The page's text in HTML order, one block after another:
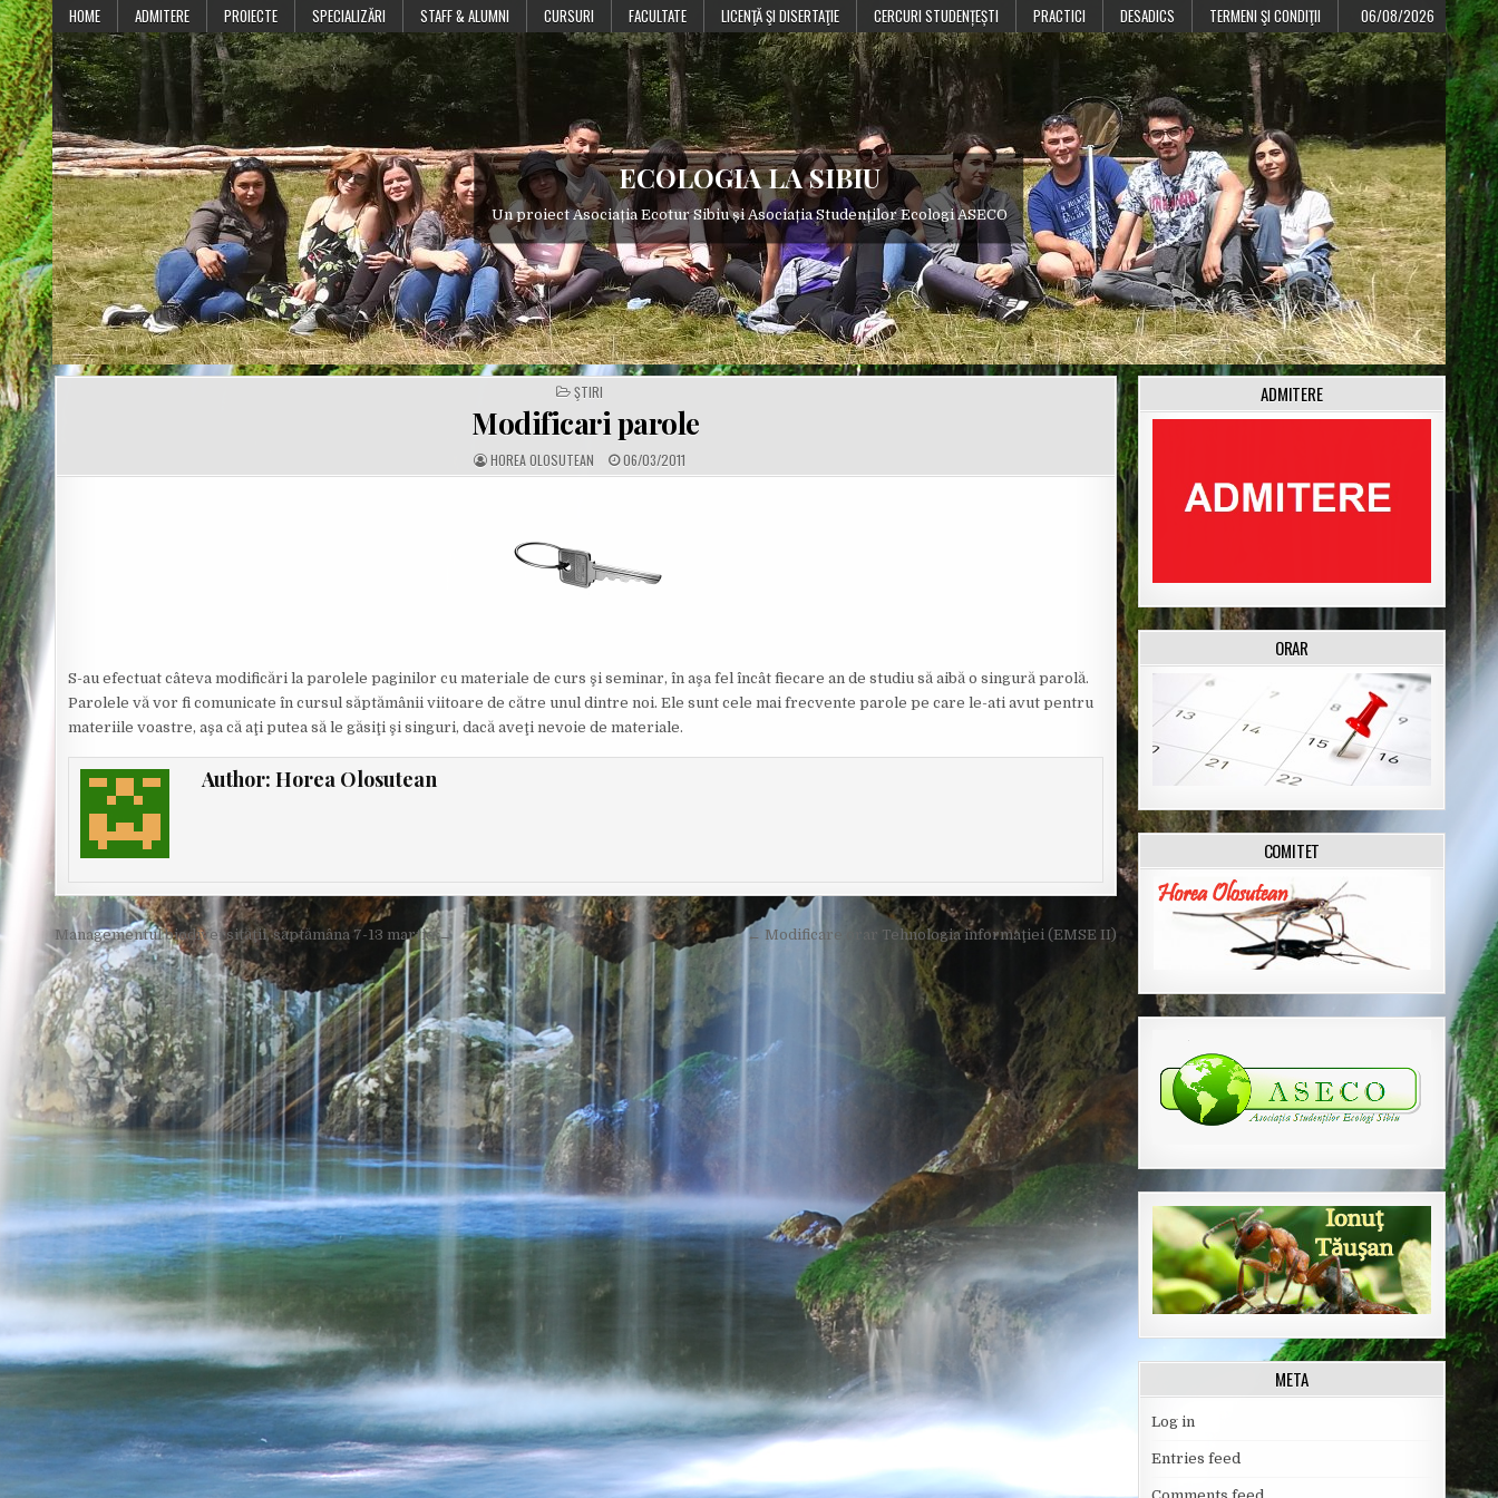
Skip
to
content
HOME ADMITERE PROIECTE SPECIALIZĂRI STAFF & ALUMNI CURSURI FACULTATE LICENŢĂ ŞI DISERTAŢIE CERCURI STUDENȚEȘTI PRACTICI DESADICS TERMENI ŞI CONDIŢII 06/08/2026
ECOLOGIA LA SIBIU
Un proiect Asociația Ecotur Sibiu și Asociația Studenților Ecologi ASECO
POSTED
IN
ŞTIRI
Modificari parole
A
U
HOREA OLOSUTEAN P
U
D
D
06/03/2011
S-au efectuat câteva modificări la parolele paginilor cu materiale de curs şi seminar, în aşa fel încât fiecare an de studiu să aibă o singură parolă.
Parolele vă vor fi comunicate în cursul săptămânii viitoare de către unul dintre noi. Ele sunt cele mai frecvente parole pe care le-ati avut pentru
materiile voastre, aşa că aţi putea să le găsiţi şi singuri, dacă aveţi nevoie de materiale.
Author: Horea Olosutean
Post
navigation
← Modificare orar Tehnologia informaţiei (EMSE II)
Managementul biodiversităţii, săptămâna 7-13 martie →
ADMITERE
ORAR
COMITET
META
Log in
Entries feed